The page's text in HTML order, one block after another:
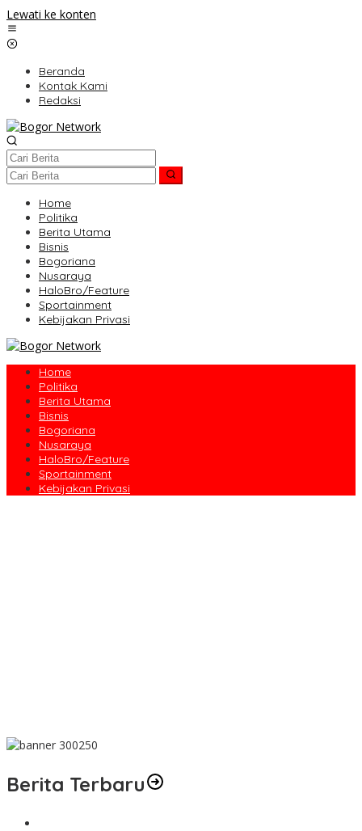
Lewati ke konten
Beranda
Kontak Kami
Redaksi
Home
Politika
Berita Utama
Bisnis
Bogoriana
Nusaraya
HaloBro/Feature
Sportainment
Kebijakan Privasi
Home
Politika
Berita Utama
Bisnis
Bogoriana
Nusaraya
HaloBro/Feature
Sportainment
Kebijakan Privasi
Berita Terbaru